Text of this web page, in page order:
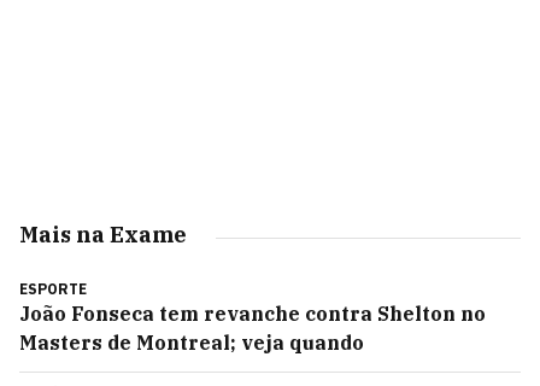
Mais na Exame
ESPORTE
João Fonseca tem revanche contra Shelton no
Masters de Montreal; veja quando